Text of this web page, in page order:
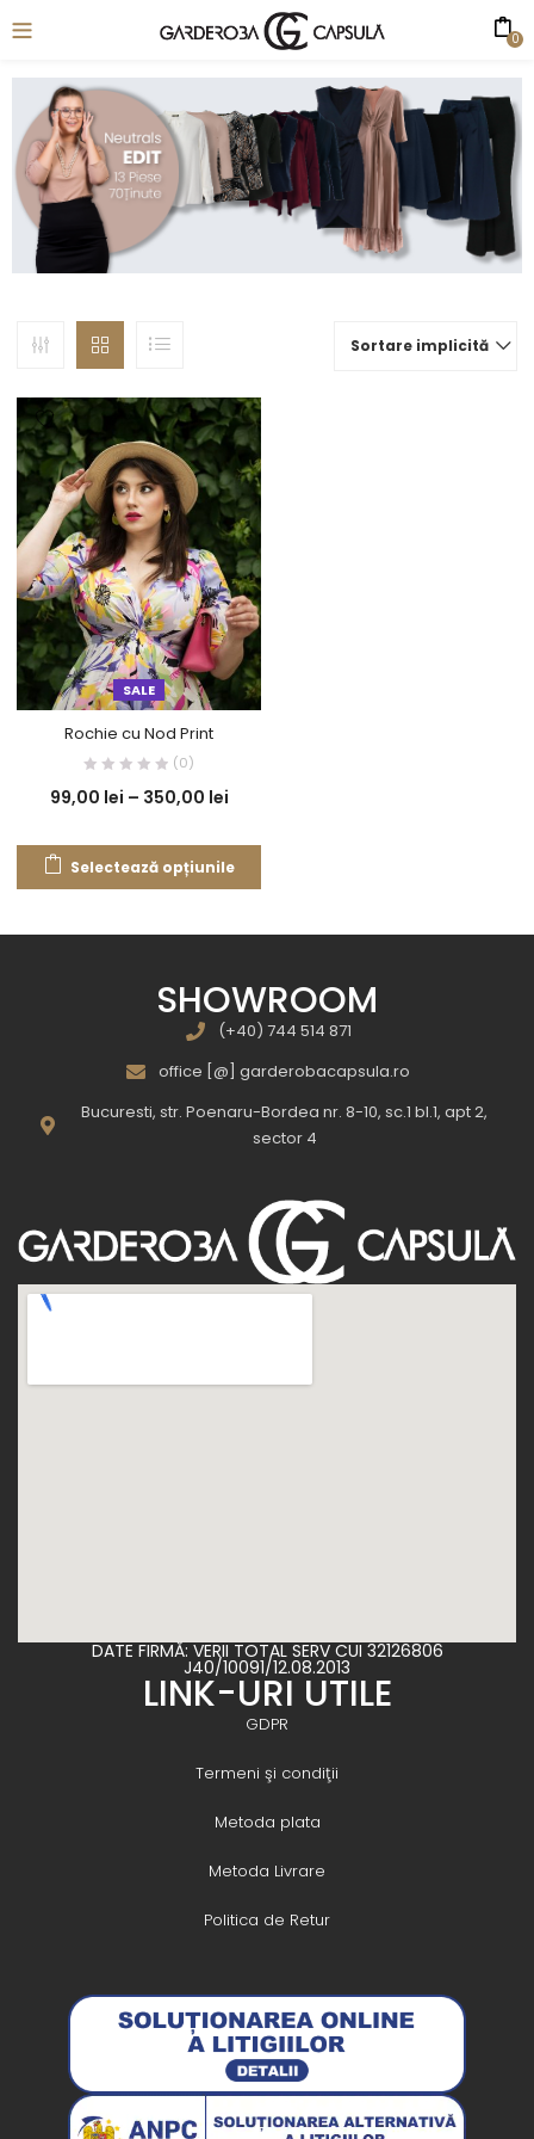
0
Sortare implicită
SALE
Rochie cu Nod Print
(0)
99,00 lei – 350,00 lei
Selectează opțiunile
SHOWROOM
(+40) 744 514 871
office [@] garderobacapsula.ro
Bucuresti, str. Poenaru-Bordea nr. 8-10, sc.1 bl.1, apt 2,
sector 4
DATE FIRMĂ: VERII TOTAL SERV CUI 32126806
J40/10091/12.08.2013
LINK-URI UTILE
GDPR
Termeni şi condiţii
Metoda plata
Metoda Livrare
Politica de Retur